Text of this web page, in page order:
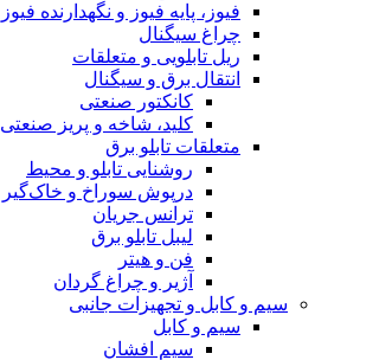
فیوز، پایه فیوز و نگهدارنده فیوز
چراغ سیگنال
ریل تابلویی و متعلقات
انتقال برق و سیگنال
کانکتور صنعتی
کلید، شاخه و پریز صنعتی
متعلقات تابلو برق
روشنایی تابلو و محیط
درپوش سوراخ و خاک‌گیر
ترانس جریان
لیبل تابلو برق
فن و هیتر
آژیر و چراغ گردان
سیم و کابل و تجهیزات جانبی
سیم و کابل
سیم افشان